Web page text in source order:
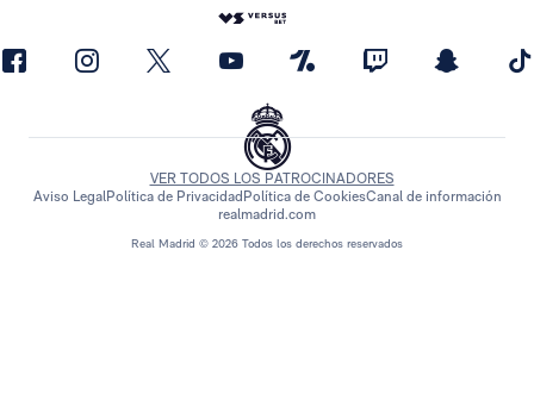
Real Madrid © 2026 Todos los derechos reservados
VER TODOS LOS PATROCINADORES
Aviso LegalPolítica de Privacidad Política de CookiesCanal de información
realmadrid.com